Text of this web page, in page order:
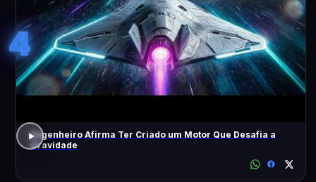
4
Engenheiro Afirma Ter Criado um Motor Que Desafia a
Gravidade